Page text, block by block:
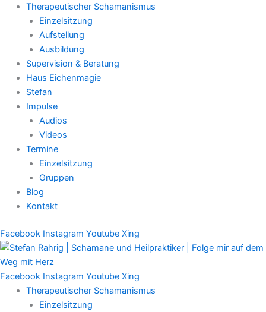
Therapeutischer Schamanismus
Einzelsitzung
Aufstellung
Ausbildung
Supervision & Beratung
Haus Eichenmagie
Stefan
Impulse
Audios
Videos
Termine
Einzelsitzung
Gruppen
Blog
Kontakt
Facebook Instagram Youtube Xing
Facebook Instagram Youtube Xing
Therapeutischer Schamanismus
Einzelsitzung